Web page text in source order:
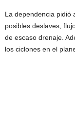
La dependencia pidió
posibles deslaves,
de escaso drenaje.
los ciclones en el